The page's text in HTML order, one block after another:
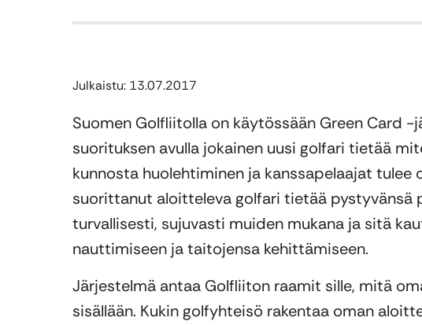
Julkaistu: 13.07.2017
Suomen Golfliitolla on käytössään Green Card -
suorituksen avulla jokainen uusi golfari tietää
kunnosta huolehtiminen ja kanssapelaajat tulee
suorittanut aloitteleva golfari tietää pystyvänsä
turvallisesti, sujuvasti muiden mukana ja sitä
nauttimiseen ja taitojensa kehittämiseen.
Järjestelmä antaa Golfliiton raamit sille, mitä
sisällään. Kukin golfyhteisö rakentaa oman